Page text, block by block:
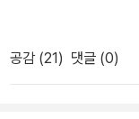
다면서말이야. 김칫
사교 모임은일상적인
대하여 무도회를 열었
름밖에 안 됐어. 메리
아침에 한 번 본 적이
도로 언니가 그 남자
공감 (21) 댓글 (0)